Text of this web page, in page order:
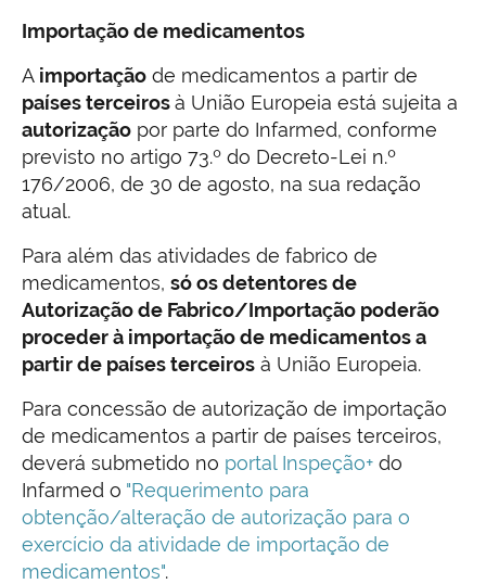
Importação de medicamentos
A importação de medicamentos a partir de
países terceirosà União Europeia está sujeita a
autorização por parte do Infarmed, conforme
previsto no artigo 73.º do Decreto-Lei n.º
176/2006, de 30 de agosto, na sua redação
atual.
Para além das atividades de fabrico de
medicamentos, só os detentores de
Autorização de Fabrico/Importação poderão
proceder à importação de medicamentos a
partir de países terceiros à União Europeia.
Para concessão de autorização de importação
de medicamentos a partir de países terceiros,
deverá submetido no portal Inspeção+ do
Infarmed o "Requerimento para
obtenção/alteração de autorização para o
exercício da atividade de importação de
medicamentos".